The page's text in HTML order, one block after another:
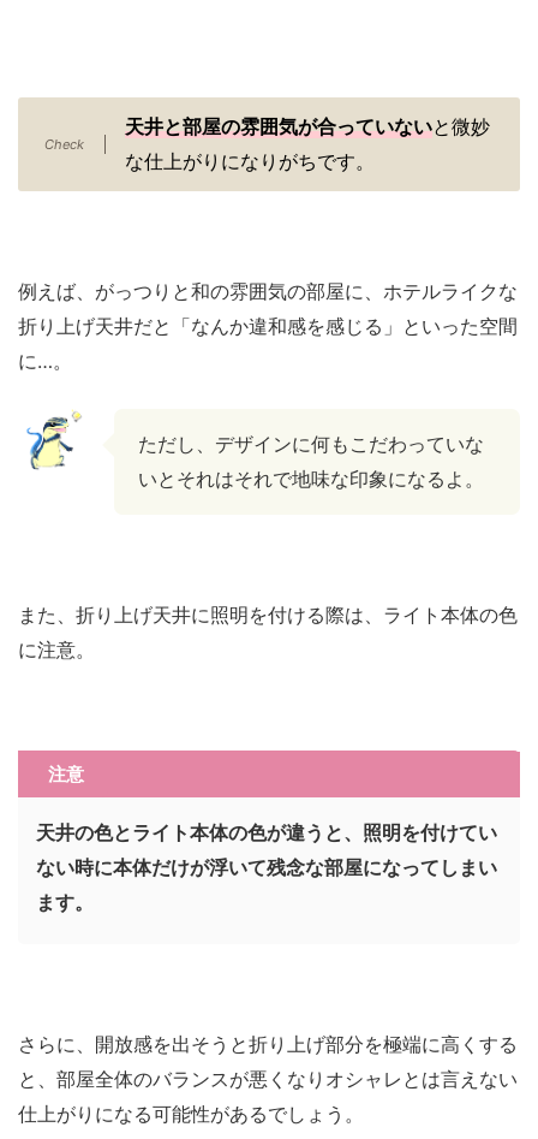
天井と部屋の雰囲気が合っていないと微妙
な仕上がりになりがちです。
例えば、がっつりと和の雰囲気の部屋に、ホテルライクな
折り上げ天井だと「なんか違和感を感じる」といった空間
に…。
ただし、デザインに何もこだわっていな
いとそれはそれで地味な印象になるよ。
また、折り上げ天井に照明を付ける際は、ライト本体の色
に注意。
注意
天井の色とライト本体の色が違うと、照明を付けてい
ない時に本体だけが浮いて残念な部屋になってしまい
ます。
さらに、開放感を出そうと折り上げ部分を極端に高くする
と、部屋全体のバランスが悪くなりオシャレとは言えない
仕上がりになる可能性があるでしょう。